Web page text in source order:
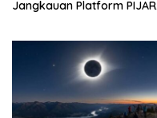
Jangkauan Platform PIJAR